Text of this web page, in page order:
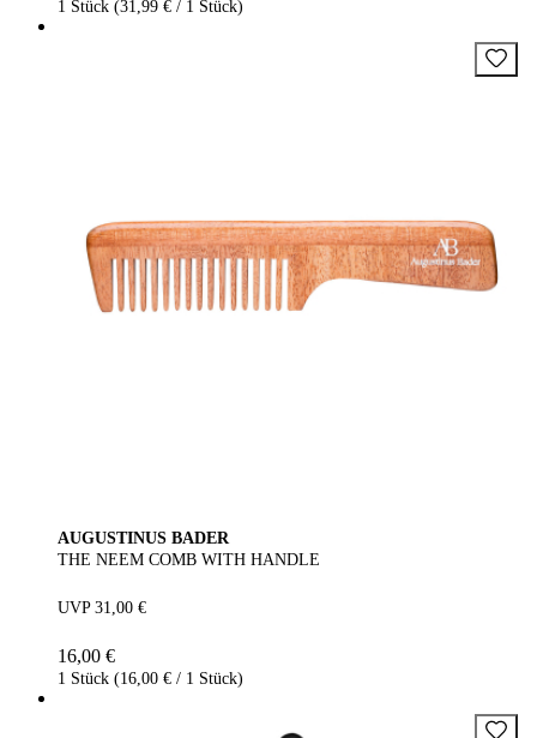
1 Stück (31,99 € / 1 Stück)
AUGUSTINUS BADER
THE NEEM COMB WITH HANDLE
UVP 31,00 €
16,00 €
1 Stück (16,00 € / 1 Stück)